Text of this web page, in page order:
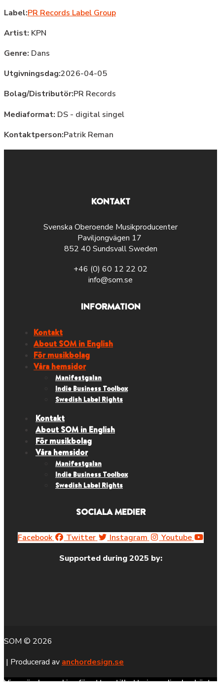
Label:PR Records Label Group
Artist: KPN
Genre: Dans
Utgivningsdag:2026-04-05
Bolag/Distributör:PR Records
Mediaformat: DS - digital singel
Kontaktperson:Patrik Reman
KONTAKT
Svenska Oberoende Musikproducenter
Paviljongvägen 17
852 40 Sundsvall Sweden
+46 (0) 60 12 22 02
info@som.se
INFORMATION
Kontakt
About SOM in English
För musikbolag
Våra hemsidor
Manifestgalan
Indie Business Toolbox
Swedish Label Rights
Kontakt
About SOM in English
För musikbolag
Våra hemsidor
Manifestgalan
Indie Business Toolbox
Swedish Label Rights
SOCIALA MEDIER
Facebook Twitter Instagram
Youtube
Supported during 2025 by:
SOM © 2026
| Producerad av anchordesign.se
Vi använder cookies för att se till att vi ger dig den bästa